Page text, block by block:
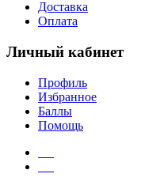
Доставка
Оплата
Личный кабинет
Профиль
Избранное
Баллы
Помощь